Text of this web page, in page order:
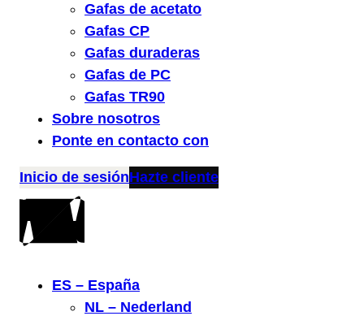
Gafas de acetato
Gafas CP
Gafas duraderas
Gafas de PC
Gafas TR90
Sobre nosotros
Ponte en contacto con
Inicio de sesiónHazte cliente
ES – España
NL – Nederland